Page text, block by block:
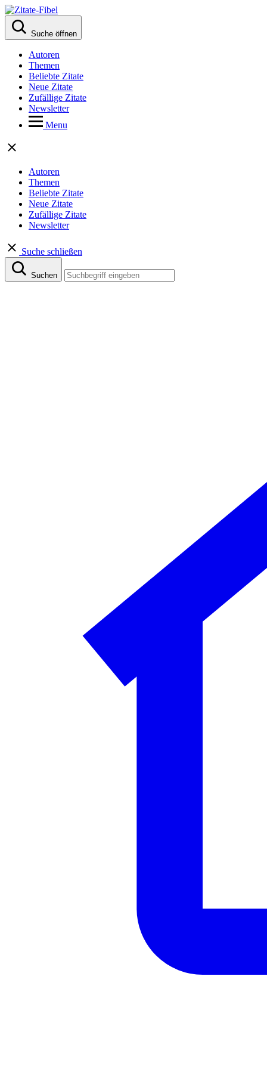
Suche öffnen
Autoren
Themen
Beliebte Zitate
Neue Zitate
Zufällige Zitate
Newsletter
Menu
Autoren
Themen
Beliebte Zitate
Neue Zitate
Zufällige Zitate
Newsletter
Suche schließen
Suchen